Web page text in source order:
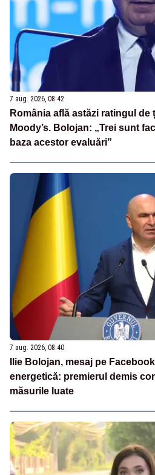
7 aug. 2026, 08:42
România află astăzi ratingul de
Moody’s. Bolojan: „Trei sunt
baza acestor evaluări”
7 aug. 2026, 08:40
Ilie Bolojan, mesaj pe
energetică: premierul demis
măsurile luate